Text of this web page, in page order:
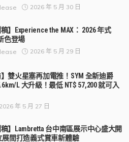
2026 年 5 月 30 日
稿】Experience the MAX： 2026 年式
色登場
2026 年 5 月 29 日
】雙火星塞再加電推！SYM 全新迪爵
L 大升級！最低 NT$ 57,200 就可入
2026 年 5 月 27 日
稿】Lambretta 台中南區展示中心盛大開
展間打造義式賞車新體驗